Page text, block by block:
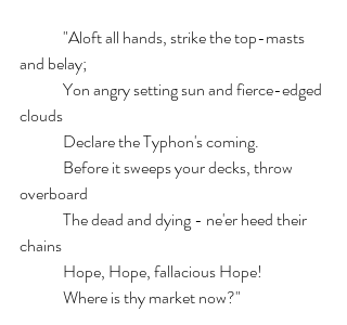
and belay;
clouds
	Declare the Typhon's coming.
overboard
chains
	Hope, Hope, fallacious Hope!
	Where is thy market now?"